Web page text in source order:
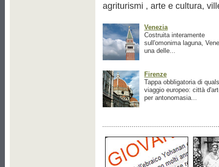
agriturismi , arte e cultura,
Venezia
Costruita interamente
sull'omonima laguna,
una delle...
Firenze
Tappa obbligatoria di
viaggio europeo: città
per antonomasia...